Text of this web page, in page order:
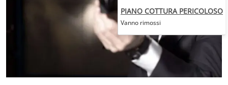
PIANO COTTURA PERICOLOSO
Vanno rimossi